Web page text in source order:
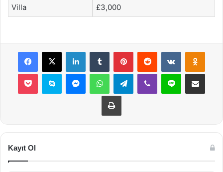
Villa £3,000
Facebook
X LinkedInTumblr PinterestReddit VKontakte
Pocket Skype MessengerWhatsAppTelegramViber Line E-Posta ile
Yazdır
Kayıt Ol